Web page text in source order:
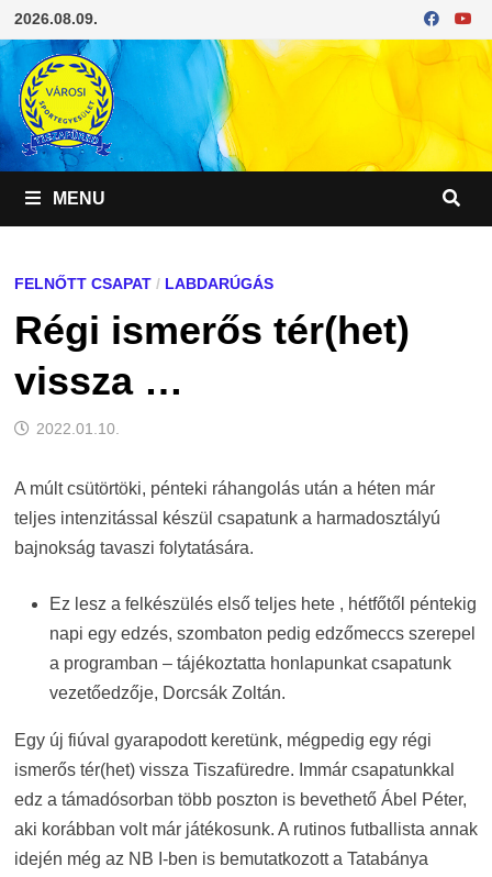
Skip
to
content
2026.08.09.
MENU
FELNŐTT CSAPAT/ LABDARÚGÁS
Régi ismerős tér(het)
vissza …
2022.01.10.
A múlt csütörtöki, pénteki ráhangolás után a héten már
teljes intenzitással készül csapatunk a harmadosztályú
bajnokság tavaszi folytatására.
Ez lesz a felkészülés első teljes hete , hétfőtől péntekig
napi egy edzés, szombaton pedig edzőmeccs szerepel
a programban – tájékoztatta honlapunkat csapatunk
vezetőedzője, Dorcsák Zoltán.
Egy új fiúval gyarapodott keretünk, mégpedig egy régi
ismerős tér(het) vissza Tiszafüredre. Immár csapatunkkal
edz a támadósorban több poszton is bevethető Ábel Péter,
aki korábban volt már játékosunk. A rutinos futballista annak
idején még az NB I-ben is bemutatkozott a Tatabánya